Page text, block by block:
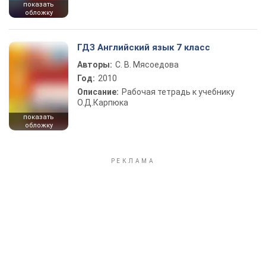
показать
обложку
показать
обложку
ГДЗ Английский язык 7 класс
Авторы: С. В. Мясоедова
Год: 2010
Описание: Рабочая тетрадь к учебнику
О.Д.Карпюка